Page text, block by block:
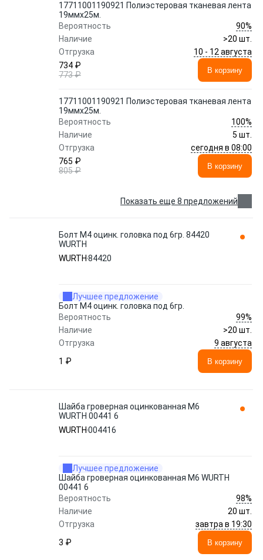
17711001190921 Полиэстеровая тканевая лента
19ммx25м.
Вероятность
90%
Наличие
>20 шт.
Отгрузка
10 - 12 августа
734 ₽
773 ₽
В корзину
17711001190921 Полиэстеровая тканевая лента
19ммx25м.
Вероятность
100%
Наличие
5 шт.
Отгрузка
сегодня в 08:00
765 ₽
805 ₽
В корзину
Показать еще 8 предложений
Болт M4 оцинк. головка под 6гр. 84420
WURTH
WURTH 84420
Лучшее предложение
Болт M4 оцинк. головка под 6гр.
Вероятность
99%
Наличие
>20 шт.
Отгрузка
9 августа
1 ₽
В корзину
Шайба гроверная оцинкованная M6
WURTH 00441 6
WURTH 004416
Лучшее предложение
Шайба гроверная оцинкованная M6 WURTH
00441 6
Вероятность
98%
Наличие
20 шт.
Отгрузка
завтра в 19:30
3 ₽
В корзину